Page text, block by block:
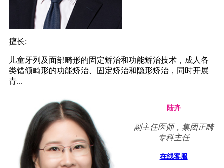
擅长:
儿童牙列及面部畸形的固定矫治和功能矫治技术，成人各
类错颌畸形的功能矫治、固定矫治和隐形矫治，同时开展
青...
陆卉
副主任医师，集团正畸
专科主任
在线客服